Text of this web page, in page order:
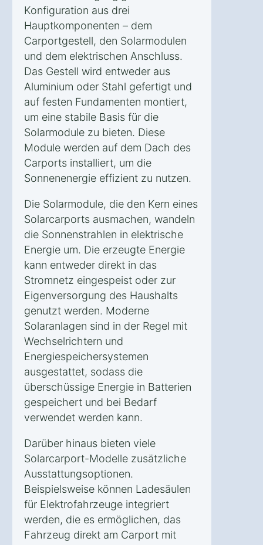
Konfiguration aus drei
Hauptkomponenten – dem
Carportgestell, den Solarmodulen
und dem elektrischen Anschluss.
Das Gestell wird entweder aus
Aluminium oder Stahl gefertigt und
auf festen Fundamenten montiert,
um eine stabile Basis für die
Solarmodule zu bieten. Diese
Module werden auf dem Dach des
Carports installiert, um die
Sonnenenergie effizient zu nutzen.
Die Solarmodule, die den Kern eines
Solarcarports ausmachen, wandeln
die Sonnenstrahlen in elektrische
Energie um. Die erzeugte Energie
kann entweder direkt in das
Stromnetz eingespeist oder zur
Eigenversorgung des Haushalts
genutzt werden. Moderne
Solaranlagen sind in der Regel mit
Wechselrichtern und
Energiespeichersystemen
ausgestattet, sodass die
überschüssige Energie in Batterien
gespeichert und bei Bedarf
verwendet werden kann.
Darüber hinaus bieten viele
Solarcarport-Modelle zusätzliche
Ausstattungsoptionen.
Beispielsweise können Ladesäulen
für Elektrofahrzeuge integriert
werden, die es ermöglichen, das
Fahrzeug direkt am Carport mit